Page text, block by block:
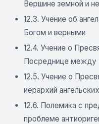
Вершине земной и
12.3. Учение об
Богом и верными
12.4. Учение о
Посреднице между
12.5. Учение о
иерархий ангельских
12.6. Полемика с
проблеме